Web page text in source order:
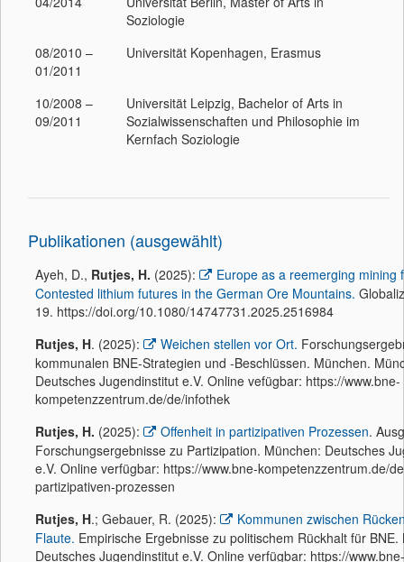
Soziologie
08/2010 –
01/2011
Universität Kopenhagen, Erasmus
10/2008 –
09/2011
Universität Leipzig, Bachelor of Arts in
Sozialwissenschaften und Philosophie im
Kernfach Soziologie
Publikationen (ausgewählt)
Ayeh, D., Rutjes, H. (2025):
Europe as a reemerging mining
Contested lithium futures in the German Ore Mountains.
19. https://doi.org/10.1080/14747731.2025.2516984
Rutjes, H. (2025): Weichen stellen vor Ort.
kommunalen BNE-Strategien und -Beschlüssen. München.
Deutsches Jugendinstitut e.V. Online vefügbar: https://www.bne-
kompetenzzentrum.de/de/infothek
Rutjes, H. (2025): Offenheit in partizipativen Prozessen.
Forschungsergebnisse zu Partizipation. München: Deutsches
e.V. Online verfügbar: https://www.bne-kompetenzzentrum.de/
partizipativen-prozessen
Rutjes, H.; Gebauer, R. (2025):
Kommunen zwischen
Flaute. Empirische Ergebnisse zu politischem Rückhalt für BNE.
Deutsches Jugendinstitut e.V. Online verfügbar: https://www.bne-